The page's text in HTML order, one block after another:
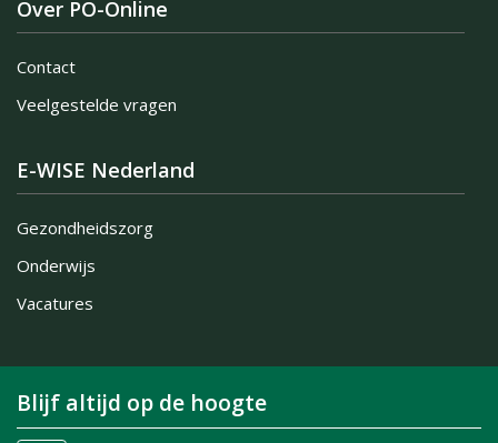
Over PO-Online
Contact
Veelgestelde vragen
E-WISE Nederland
Gezondheidszorg
Onderwijs
Vacatures
Blijf altijd op de hoogte